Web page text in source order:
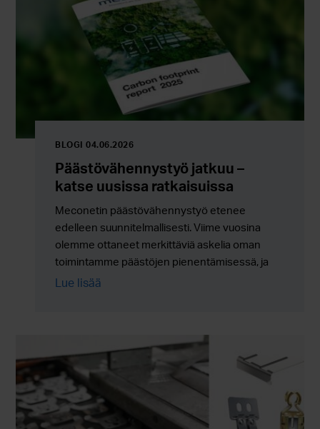
BLOGI 04.06.2026
Päästövähennystyö jatkuu –
katse uusissa ratkaisuissa
Meconetin päästövähennystyö etenee
edelleen suunnitelmallisesti. Viime vuosina
olemme ottaneet merkittäviä askelia oman
toimintamme päästöjen pienentämisessä, ja
työ jatkuu nyt entistä enemmän uusien
Lue lisää